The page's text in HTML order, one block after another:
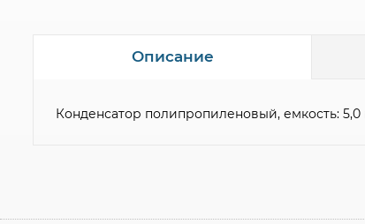
Описание
Конденсатор полипропиленовый, емкость: